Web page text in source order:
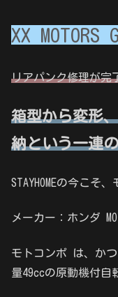
XX MOTORS
リアパンク修理が完
箱型から変形
納という一連
STAYHOMEの今こそ
メーカー：ホンダ
モトコンポ は、か
量49ccの原動機付自